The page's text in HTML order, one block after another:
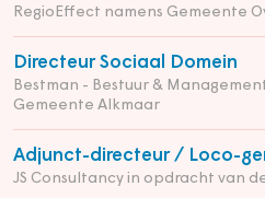
RegioEffect namens Gemeente
Directeur Sociaal Domein
Bestman - Bestuur &
Gemeente Alkmaar
Adjunct-directeur / Loco-
JS Consultancy in opdracht van